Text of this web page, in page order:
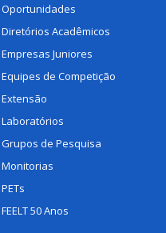
Oportunidades
Diretórios Acadêmicos
Empresas Juniores
Equipes de Competição
Extensão
Laboratórios
Grupos de Pesquisa
Monitorias
PETs
FEELT 50 Anos